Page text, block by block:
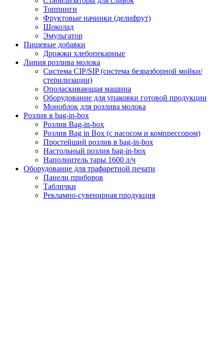
Топпинги
Фруктовые начинки (делифрут)
Шоколад
Эмульгатор
Пищевые добавки
Дрожжи хлебопекарные
Линия розлива молока
Система CIP/SIP (система безразборной мойки/
стерилизации)
Ополаскивающая машина
Оборудование для упаковки готовой продукции
Моноблок для розлива молока
Розлив в bag-in-box
Розлив Bag-in-box
Розлив Bag in Box (с насосом и компрессором)
Простейший розлив в bag-in-box
Настольный розлив bag-in-box
Наполнитель тары 1600 л/ч
Оборудование для трафаретной печати
Панели приборов
Таблички
Рекламно-сувенирная продукция